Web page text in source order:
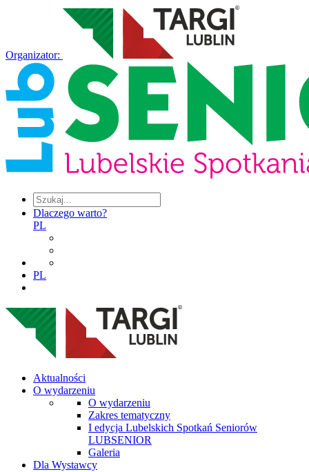
Organizator:
Dlaczego warto?
PL
PL
Aktualności
O wydarzeniu
O wydarzeniu
Zakres tematyczny
I edycja Lubelskich Spotkań Seniorów
LUBSENIOR
Galeria
Dla Wystawcy